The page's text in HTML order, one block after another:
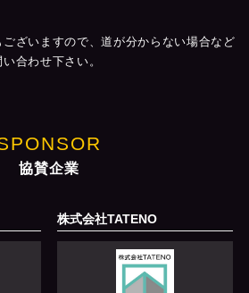
ざいますので、道が分からない場合など
合わせ下さい。
協賛企業
株式会社TATENO